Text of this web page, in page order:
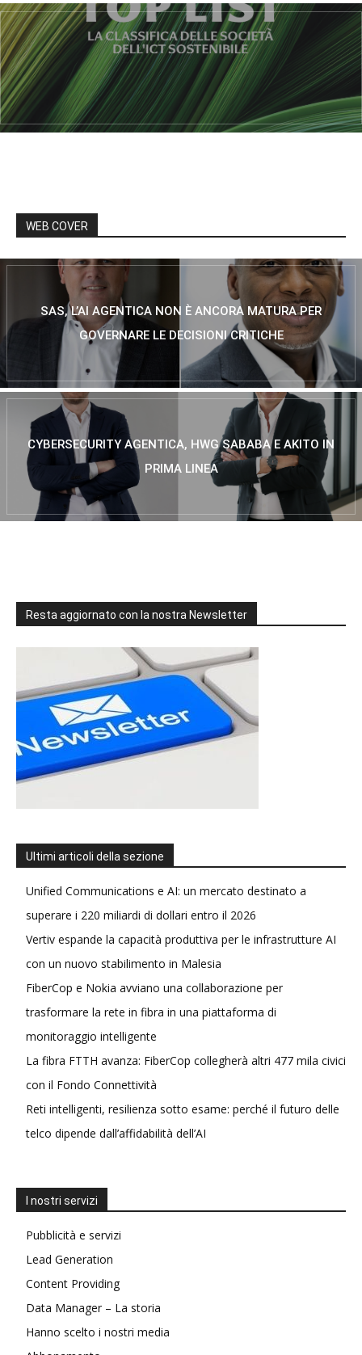
WEB COVER
SAS, L’AI AGENTICA NON È ANCORA MATURA PER
GOVERNARE LE DECISIONI CRITICHE
CYBERSECURITY AGENTICA, HWG SABABA E AKITO IN
PRIMA LINEA
Resta aggiornato con la nostra Newsletter
Ultimi articoli della sezione
Unified Communications e AI: un mercato destinato a
superare i 220 miliardi di dollari entro il 2026
Vertiv espande la capacità produttiva per le infrastrutture AI
con un nuovo stabilimento in Malesia
FiberCop e Nokia avviano una collaborazione per
trasformare la rete in fibra in una piattaforma di
monitoraggio intelligente
La fibra FTTH avanza: FiberCop collegherà altri 477 mila civici
con il Fondo Connettività
Reti intelligenti, resilienza sotto esame: perché il futuro delle
telco dipende dall’affidabilità dell’AI
I nostri servizi
Pubblicità e servizi
Lead Generation
Content Providing
Data Manager – La storia
Hanno scelto i nostri media